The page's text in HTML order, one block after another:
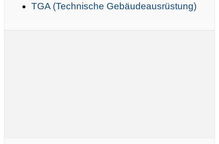
TGA (Technische Gebäudeausrüstung)